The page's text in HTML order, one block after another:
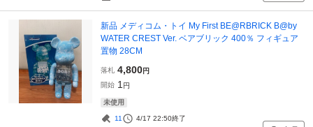
新品 メディコム・トイ My First BE@RBRICK B@by
WATER CREST Ver. ベアブリック 400％ フィギュア
置物 28CM
落札 4,800円
開始 1 円
未使用
11 4/17 22:50終了